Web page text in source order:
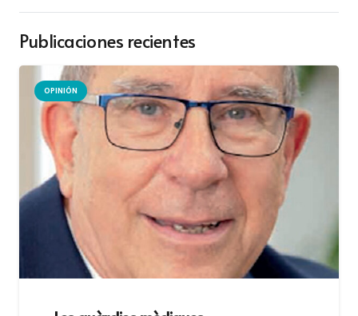
Publicaciones recientes
OPINIÓN